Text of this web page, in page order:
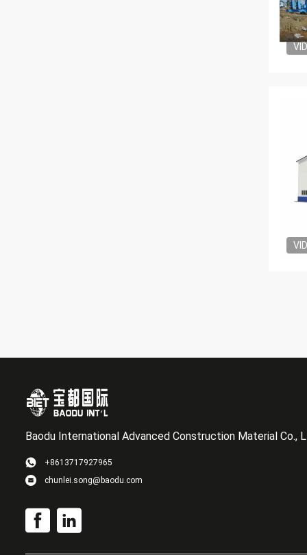
Baodu International Advanced Construction Material Co.,
+8613717927965
chunlei.song@baodu.com